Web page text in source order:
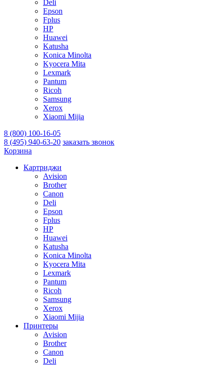
Deli
Epson
Fplus
HP
Huawei
Katusha
Konica Minolta
Kyocera Mita
Lexmark
Pantum
Ricoh
Samsung
Xerox
Xiaomi Mijia
8 (800) 100-16-05
8 (495) 940-63-20 заказать звонок
Корзина
Картриджи
Avision
Brother
Canon
Deli
Epson
Fplus
HP
Huawei
Katusha
Konica Minolta
Kyocera Mita
Lexmark
Pantum
Ricoh
Samsung
Xerox
Xiaomi Mijia
Принтеры
Avision
Brother
Canon
Deli